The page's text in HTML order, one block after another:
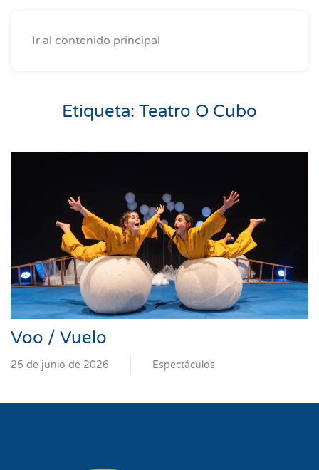
Ir al contenido principal
Etiqueta: Teatro O Cubo
Voo / Vuelo
25 de junio de 2026 Espectáculos